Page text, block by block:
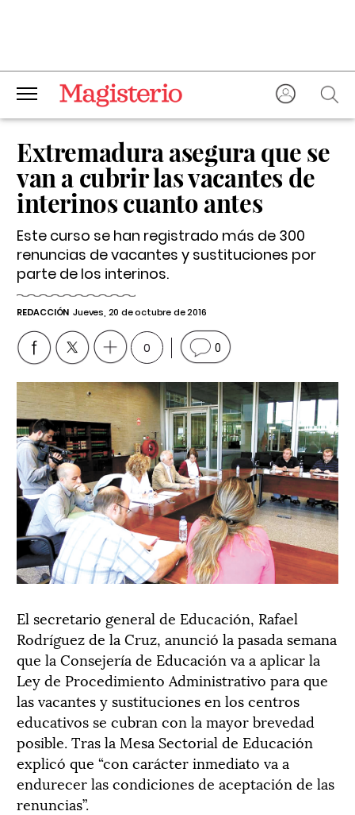
Extremadura asegura que se
van a cubrir las vacantes de
interinos cuanto antes
Este curso se han registrado más de 300
renuncias de vacantes y sustituciones por
parte de los interinos.
REDACCIÓN Jueves, 20 de octubre de 2016
0 0
El secretario general de Educación, Rafael
Rodríguez de la Cruz, anunció la pasada semana
que la Consejería de Educación va a aplicar la
Ley de Procedimiento Administrativo para que
las vacantes y sustituciones en los centros
educativos se cubran con la mayor brevedad
posible. Tras la Mesa Sectorial de Educación
explicó que “con carácter inmediato va a
endurecer las condiciones de aceptación de las
renuncias”.